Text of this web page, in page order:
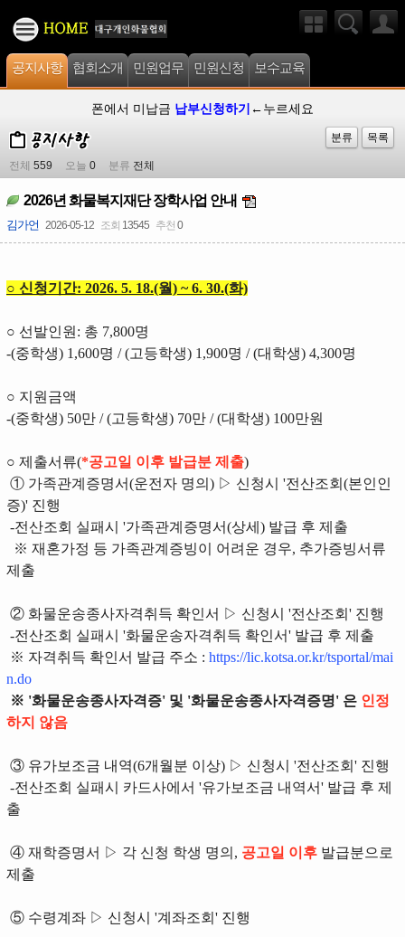
공지사항 협회소개 민원업무 민원신청 보수교육
폰에서 미납금 납부신청하기 ←누르세요
분류 목록
전체 559 오늘 0 분류 전체
2026년 화물복지재단 장학사업 안내
김가언 2026-05-12 조회 13545 추천 0
○ 신청기간: 2026. 5. 18.(월) ~ 6. 30.(화)
○ 선발인원: 총 7,800명
-(중학생) 1,600명 / (고등학생) 1,900명 / (대학생) 4,300명
○ 지원금액
-(중학생) 50만 / (고등학생) 70만 / (대학생) 100만원
○ 제출서류(*공고일 이후 발급분 제출)
① 가족관계증명서(운전자 명의) ▷ 신청시 '전산조회(본인인
증)' 진행
-전산조회 실패시 '가족관계증명서(상세) 발급 후 제출
※ 재혼가정 등 가족관계증빙이 어려운 경우, 추가증빙서류
제출
② 화물운송종사자격취득 확인서 ▷ 신청시 '전산조회' 진행
-전산조회 실패시 '화물운송자격취득 확인서' 발급 후 제출
※ 자격취득 확인서 발급 주소 : https://lic.kotsa.or.kr/tsportal/mai
n.do
※ '화물운송종사자격증' 및 '화물운송종사자격증명' 은 인정
하지 않음
③ 유가보조금 내역(6개월분 이상) ▷ 신청시 '전산조회' 진행
-전산조회 실패시 카드사에서 '유가보조금 내역서' 발급 후 제
출
④ 재학증명서 ▷ 각 신청 학생 명의, 공고일 이후 발급분으로
제출
⑤ 수령계좌 ▷ 신청시 '계좌조회' 진행